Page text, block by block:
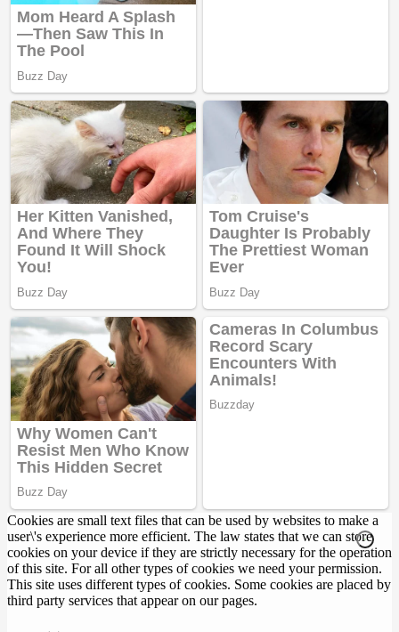
Cookies are small text files that can be used by websites to make a
user\'s experience more efficient. The law states that we can store
cookies on your device if they are strictly necessary for the operation
of this site. For all other types of cookies we need your permission.
This site uses different types of cookies. Some cookies are placed by
third party services that appear on our pages.